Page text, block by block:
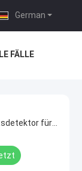
German
FÄLLE
für